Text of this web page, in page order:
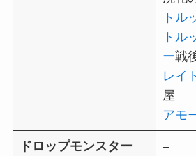
トル
トル
ー戦
レイ
屋
アモ
ドロップモンスター –